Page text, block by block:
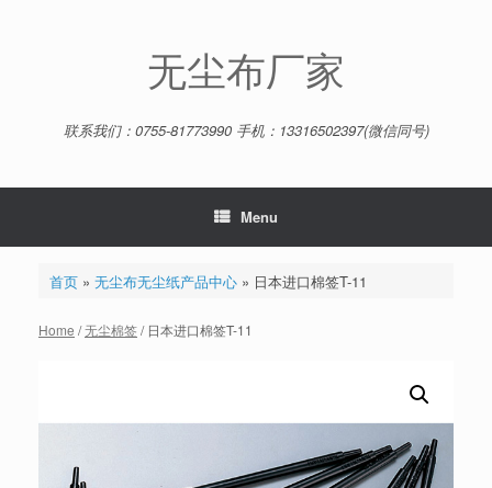
无尘布厂家
联系我们：0755-81773990 手机：13316502397(微信同号)
Menu
首页» 无尘布无尘纸产品中心» 日本进口棉签T-11
Home /无尘棉签/ 日本进口棉签T-11